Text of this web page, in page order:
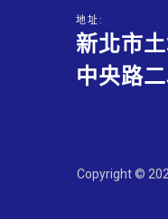
地址:
新北市
中央路
Copyright ©